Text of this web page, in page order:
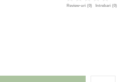
0
% of100
Review-uri (0) Intrebari (0)